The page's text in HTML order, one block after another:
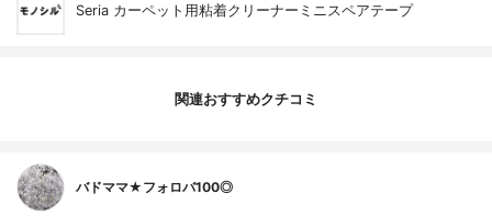
Seria カーペット用粘着クリーナーミニスペアテープ
関連おすすめクチコミ
バドママ★フォロバ100◎